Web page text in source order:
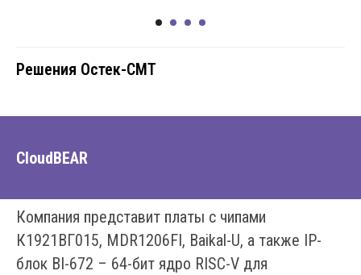
Решения Остек-СМТ
CloudBEAR
Компания представит платы с чипами
К1921ВГ015, MDR1206FI, Baikal-U, а также IP-
блок BI-672 – 64-бит ядро RISC-V для